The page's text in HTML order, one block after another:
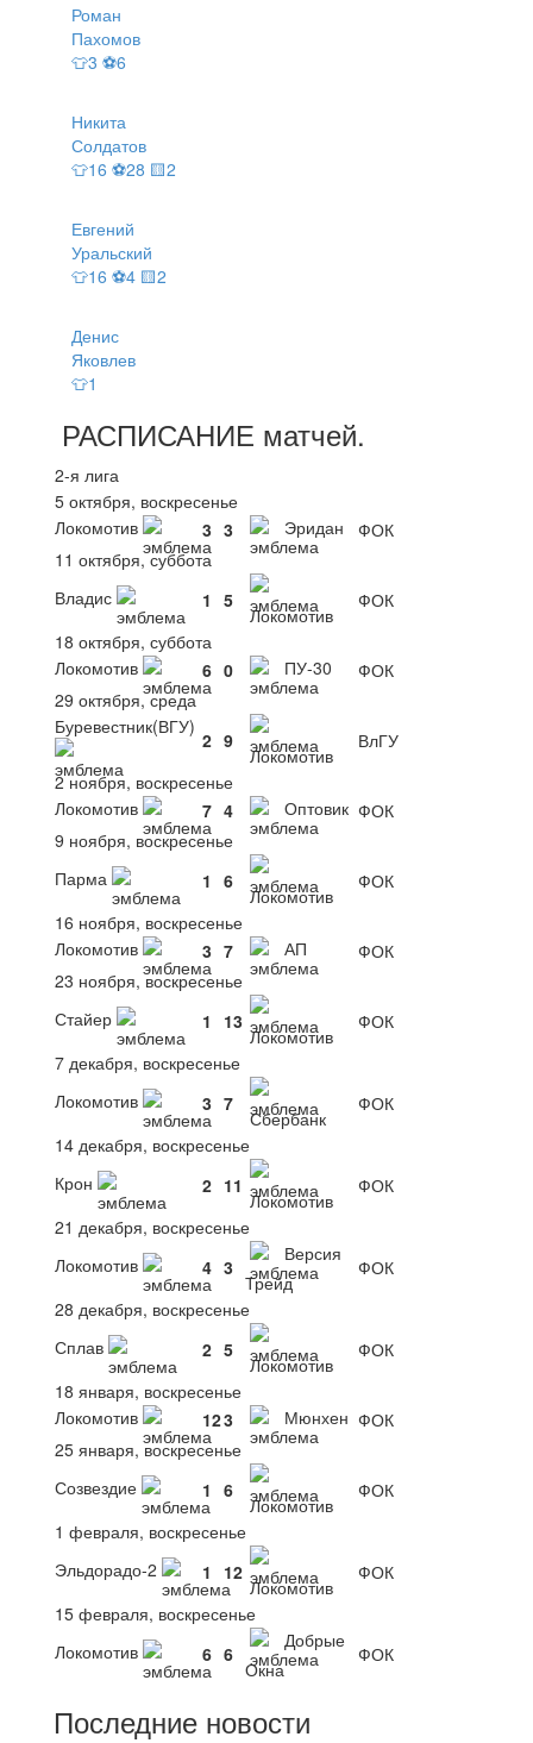
Роман
Пахомов
👕3 ⚽6
Никита
Солдатов
👕16 ⚽28 🟨2
Евгений
Уральский
👕16 ⚽4 🟨2
Денис
Яковлев
👕1
РАСПИСАНИЕ матчей.
2-я лига
5 октября, воскресенье
Локомотив
3 3 Эридан
ФОК
11 октября, суббота
Владис
1 5
Локомотив
ФОК
18 октября, суббота
Локомотив
6 0 ПУ-30
ФОК
29 октября, среда
Буревестник(ВГУ)
2 9
Локомотив
ВлГУ
2 ноября, воскресенье
Локомотив
7 4 Оптовик ФОК
9 ноября, воскресенье
Парма
1 6
Локомотив
ФОК
16 ноября, воскресенье
Локомотив
3 7 АП
ФОК
23 ноября, воскресенье
Стайер
1 13
Локомотив
ФОК
7 декабря, воскресенье
Локомотив
3 7
Сбербанк
ФОК
14 декабря, воскресенье
Крон
2 11
Локомотив
ФОК
21 декабря, воскресенье
Локомотив
4 3
Версия
Трейд
ФОК
28 декабря, воскресенье
Сплав
2 5
Локомотив
ФОК
18 января, воскресенье
Локомотив
123 Мюнхен ФОК
25 января, воскресенье
Созвездие
1 6
Локомотив
ФОК
1 февраля, воскресенье
Эльдорадо-2
1 12
Локомотив
ФОК
15 февраля, воскресенье
Локомотив
6 6
Добрые
Окна
ФОК
Последние новости